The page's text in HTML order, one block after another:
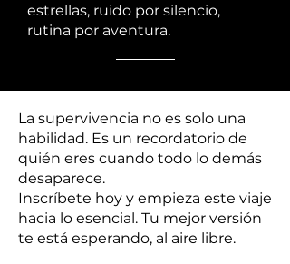
estrellas, ruido por silencio,
rutina por aventura.
La supervivencia no es solo una
habilidad. Es un recordatorio de
quién eres cuando todo lo demás
desaparece.
Inscríbete hoy y empieza este viaje
hacia lo esencial. Tu mejor versión
te está esperando, al aire libre.